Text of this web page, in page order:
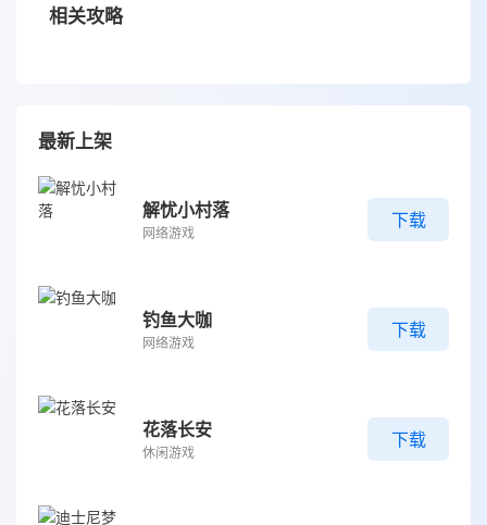
相关攻略
最新上架
解忧小村落
网络游戏
下载
钓鱼大咖
网络游戏
下载
花落长安
休闲游戏
下载